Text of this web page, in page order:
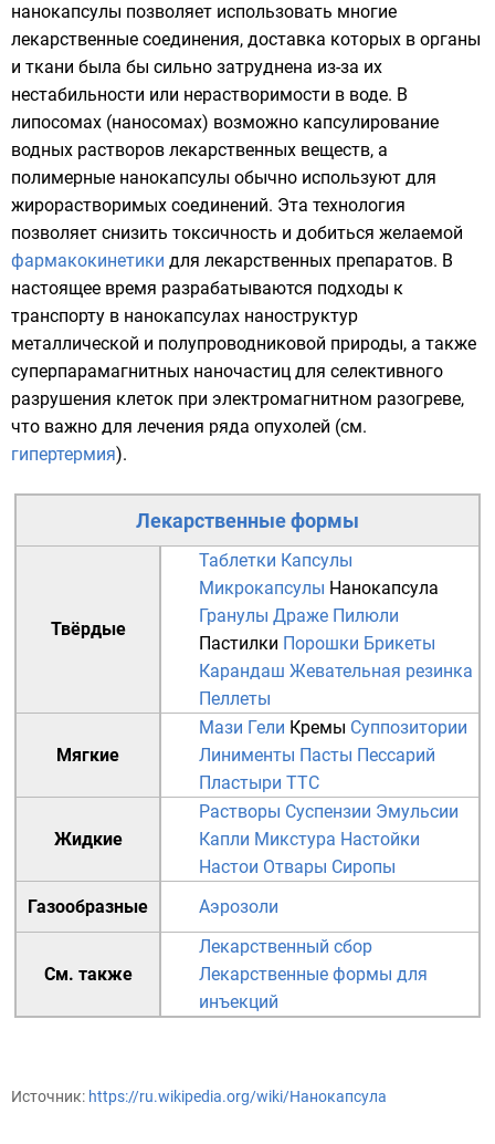
нанокапсулы позволяет использовать многие
лекарственные соединения, доставка которых в органы
и ткани была бы сильно затруднена из-за их
нестабильности или нерастворимости в воде. В
липосомах (наносомах) возможно капсулирование
водных растворов лекарственных веществ, а
полимерные нанокапсулы обычно используют для
жирорастворимых соединений. Эта технология
позволяет снизить токсичность и добиться желаемой
фармакокинетики для лекарственных препаратов. В
настоящее время разрабатываются подходы к
транспорту в нанокапсулах наноструктур
металлической и полупроводниковой природы, а также
суперпарамагнитных наночастиц для селективного
разрушения клеток при электромагнитном разогреве,
что важно для лечения ряда опухолей (см.
гипертермия).
Лекарственные формы
Твёрдые
Таблетки Капсулы
Микрокапсулы Нанокапсула
Гранулы Драже Пилюли
Пастилки Порошки Брикеты
Карандаш Жевательная резинка
Пеллеты
Мягкие
Мази Гели Кремы Суппозитории
Линименты Пасты Пессарий
Пластыри TTC
Жидкие
Растворы Суспензии Эмульсии
Капли Микстура Настойки
Настои Отвары Сиропы
Газообразные
Аэрозоли
См. также
Лекарственный сбор
Лекарственные формы для
инъекций
Источник: https://ru.wikipedia.org/wiki/Нанокапсула